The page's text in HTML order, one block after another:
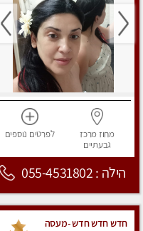
מחוז מרכז
גבעתיים
לפרטים נוספים
הילה : 055-4531802
חדש חדש חדש -מעסה